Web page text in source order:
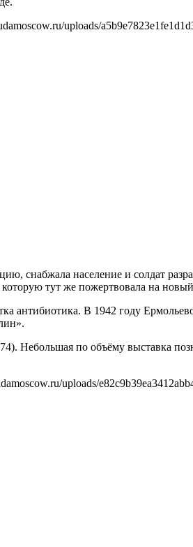
uploads/
снабжала население и солдат
тут же пожертвовала на
антибиотика. В 1942 году
Небольшая по объёму выставка
uploads/